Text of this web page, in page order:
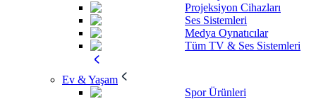
Projeksiyon Cihazları
Ses Sistemleri
Medya Oynatıcılar
Tüm TV & Ses Sistemleri
Ev & Yaşam
Spor Ürünleri